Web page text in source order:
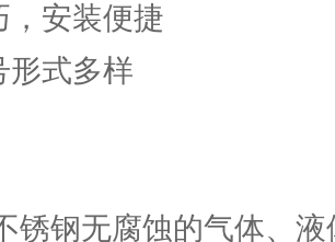
，安装便捷
形式多样
锈钢无腐蚀的气体、